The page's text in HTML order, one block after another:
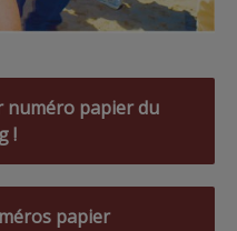
numéro papier du
!
papier